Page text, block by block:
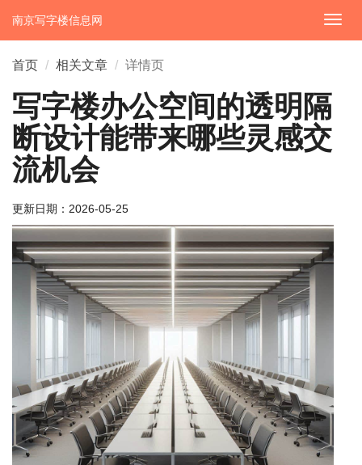
切
换
南京写字楼信息网
首页 相关文章 详情页
写字楼办公空间的透明隔
断设计能带来哪些灵感交
流机会
更新日期： 2026-05-25